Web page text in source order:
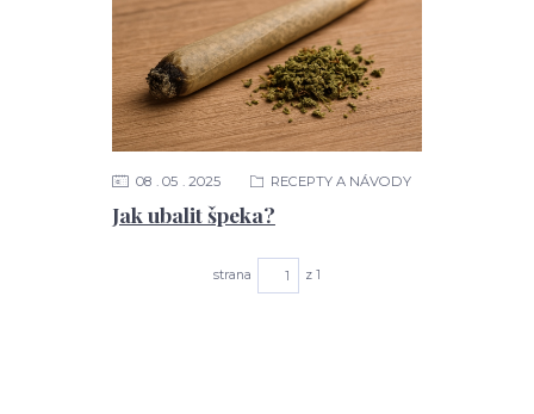
Jak ubalit špeka?
08 05 2025 RECEPTY A NÁVODY
strana z 1